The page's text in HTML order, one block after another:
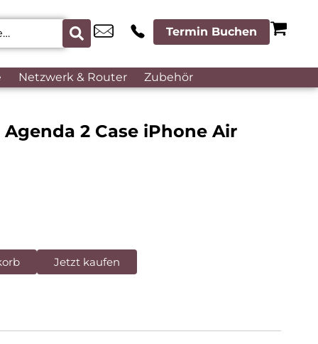
Termin Buchen
Netzwerk & Router Zubehör
2 Case iPhone Air
Jetzt kaufen